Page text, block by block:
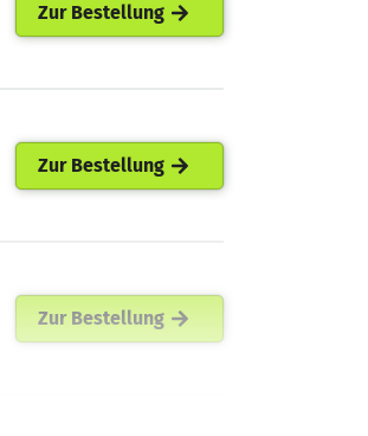
Zur Bestellung
Zur Bestellung
Zur Bestellung